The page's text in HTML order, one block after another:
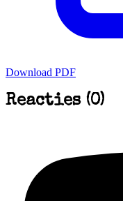
Download PDF
Reacties (0)